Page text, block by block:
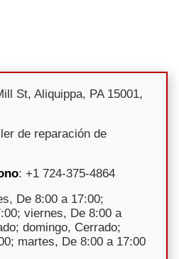
St, Aliquippa, PA 15001,
de reparación de
: +1 724-375-4864
De 8:00 a 17:00;
viernes, De 8:00 a
domingo, Cerrado;
martes, De 8:00 a 17:00